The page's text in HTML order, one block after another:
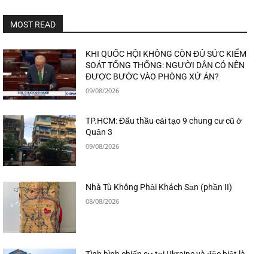
MOST READ
KHI QUỐC HỘI KHÔNG CÒN ĐỦ SỨC KIỂM
SOÁT TỔNG THỐNG: NGƯỜI DÂN CÓ NÊN
ĐƯỢC BƯỚC VÀO PHÒNG XỬ ÁN?
09/08/2026
TP.HCM: Đấu thầu cải tạo 9 chung cư cũ ở
Quận 3
09/08/2026
Nhà Tù Không Phải Khách Sạn (phần II)
08/08/2026